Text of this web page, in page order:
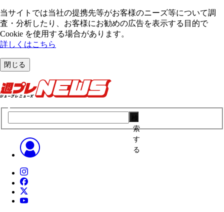
当サイトでは当社の提携先等がお客様のニーズ等について調
査・分析したり、お客様にお勧めの広告を表⽰する⽬的で
Cookie を使⽤する場合があります。
詳しくはこちら
閉じる
索
す
る